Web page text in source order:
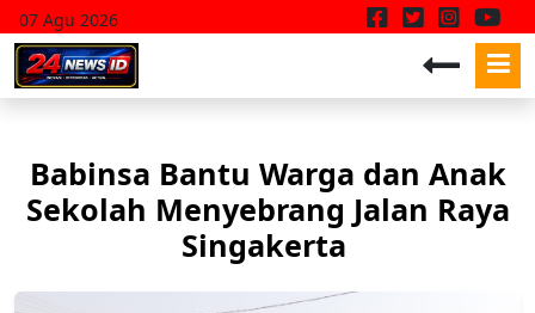
07 Agu 2026
Babinsa Bantu Warga dan Anak
Sekolah Menyebrang Jalan Raya
Singakerta